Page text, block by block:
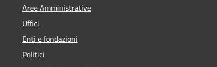
Aree Amministrative
Uffici
Enti e fondazioni
Politici